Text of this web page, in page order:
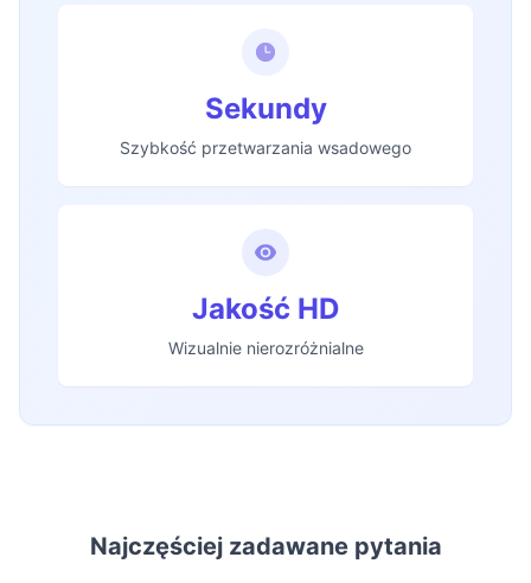
Sekundy
Szybkość przetwarzania wsadowego
Jakość HD
Wizualnie nierozróżnialne
Najczęściej zadawane pytania